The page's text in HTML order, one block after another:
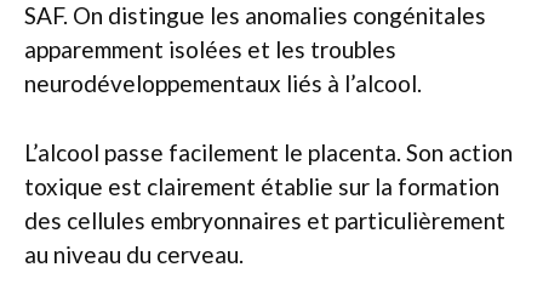
SAF. On distingue les anomalies congénitales
apparemment isolées et les troubles
neurodéveloppementaux liés à l’alcool.
L’alcool passe facilement le placenta. Son action
toxique est clairement établie sur la formation
des cellules embryonnaires et particulièrement
au niveau du cerveau.